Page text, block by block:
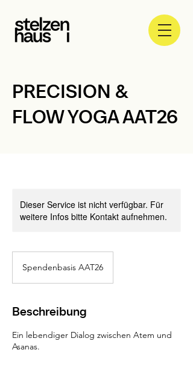
PRECISION &
FLOW YOGA AAT26
Dieser Service ist nicht verfügbar. Für
weitere Infos bitte Kontakt aufnehmen.
Spendenbasis AAT26
Beschreibung
Ein lebendiger Dialog zwischen Atem und
Asanas.